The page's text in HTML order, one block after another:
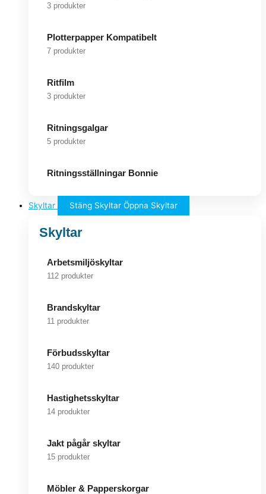
3 produkter
Plotterpapper Kompatibelt
7 produkter
Ritfilm
3 produkter
Ritningsgalgar
5 produkter
Ritningsställningar Bonnie
Skyltar Stäng Skyltar Öppna Skyltar
Skyltar
Arbetsmiljöskyltar
112 produkter
Brandskyltar
11 produkter
Förbudsskyltar
140 produkter
Hastighetsskyltar
14 produkter
Jakt pågår skyltar
15 produkter
Möbler & Papperskorgar